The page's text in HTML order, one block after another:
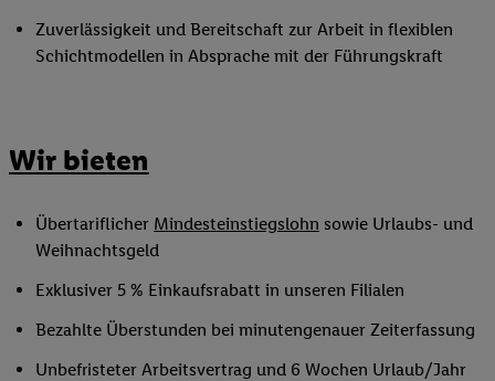
Zuverlässigkeit und Bereitschaft zur Arbeit in flexiblen
Schichtmodellen in Absprache mit der Führungskraft
Wir bieten
Übertariflicher Mindesteinstiegslohn sowie Urlaubs- und
Weihnachtsgeld
Exklusiver 5 % Einkaufsrabatt in unseren Filialen
Bezahlte Überstunden bei minutengenauer Zeiterfassung
Unbefristeter Arbeitsvertrag und 6 Wochen Urlaub/Jahr